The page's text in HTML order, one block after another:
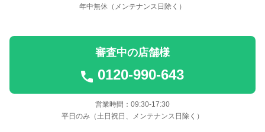
年中無休（メンテナンス日除く）
審査中の店舗様
0120-990-643
営業時間：09:30-17:30
平日のみ（土日祝日、メンテナンス日除く）